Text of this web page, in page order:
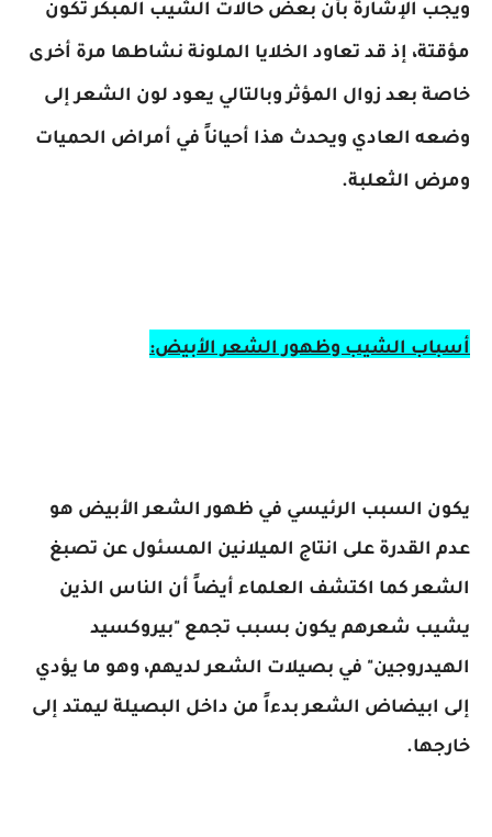
ويجب الإشارة بأن بعض حالات الشيب المبكر تكون
مؤقتة، إذ قد تعاود الخلايا الملونة نشاطها مرة أخرى
خاصة بعد زوال المؤثر وبالتالي يعود لون الشعر إلى
وضعه العادي ويحدث هذا أحياناً في أمراض الحميات
ومرض الثعلبة.
أسباب الشيب وظهور الشعر الأبيض:
يكون السبب الرئيسي في ظهور الشعر الأبيض هو
عدم القدرة على انتاج الميلانين المسئول عن تصبغ
الشعر كما اكتشف العلماء أيضاً أن الناس الذين
يشيب شعرهم يكون بسبب تجمع "بيروكسيد
الهيدروجين" في بصيلات الشعر لديهم، وهو ما يؤدي
إلى ابيضاض الشعر بدءاً من داخل البصيلة ليمتد إلى
خارجها.